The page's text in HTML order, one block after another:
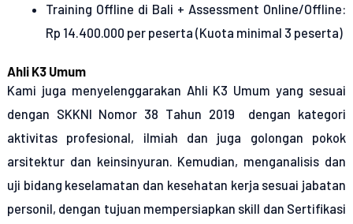
Training Offline di Bali + Assessment Online/Offline:
Rp 14.400.000 per peserta (Kuota minimal 3 peserta)
Ahli K3 Umum
Kami juga menyelenggarakan Ahli K3 Umum yang sesuai
dengan SKKNI Nomor 38 Tahun 2019 dengan kategori
aktivitas profesional, ilmiah dan juga golongan pokok
arsitektur dan keinsinyuran. Kemudian, menganalisis dan
uji bidang keselamatan dan kesehatan kerja sesuai jabatan
personil, dengan tujuan mempersiapkan skill dan Sertifikasi